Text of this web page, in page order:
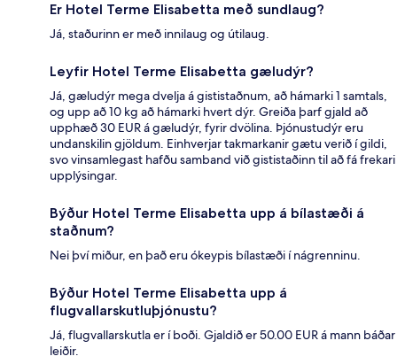
Er Hotel Terme Elisabetta með sundlaug?
Já, staðurinn er með innilaug og útilaug.
Leyfir Hotel Terme Elisabetta gæludýr?
Já, gæludýr mega dvelja á gististaðnum, að hámarki 1 samtals,
og upp að 10 kg að hámarki hvert dýr. Greiða þarf gjald að
upphæð 30 EUR á gæludýr, fyrir dvölina. Þjónustudýr eru
undanskilin gjöldum. Einhverjar takmarkanir gætu verið í gildi,
svo vinsamlegast hafðu samband við gististaðinn til að fá frekari
upplýsingar.
Býður Hotel Terme Elisabetta upp á bílastæði á
staðnum?
Nei því miður, en það eru ókeypis bílastæði í nágrenninu.
Býður Hotel Terme Elisabetta upp á
flugvallarskutluþjónustu?
Já, flugvallarskutla er í boði. Gjaldið er 50.00 EUR á mann báðar
leiðir.